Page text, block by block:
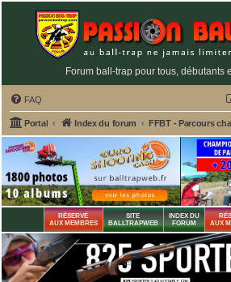
Forum ball-trap pour tous, débutants
FAQ
Portal Index du forum
RÉSERVÉ
AUX MEMBRES
SITE
BALLTRAPWEB
INDEX DU
FORUM
AUX